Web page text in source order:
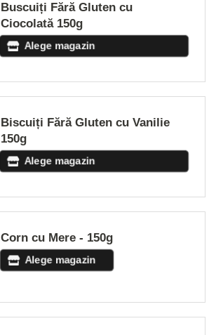
Buscuiți Fără Gluten cu
Ciocolată 150g
Alege magazin
Biscuiți Fără Gluten cu Vanilie
150g
Alege magazin
Corn cu Mere - 150g
Alege magazin